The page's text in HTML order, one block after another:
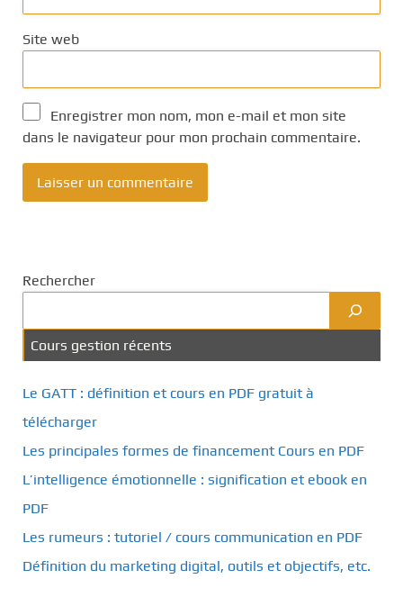
Site web
Enregistrer mon nom, mon e-mail et mon site
dans le navigateur pour mon prochain commentaire.
Rechercher
Cours gestion récents
Le GATT : définition et cours en PDF gratuit à
télécharger
Les principales formes de financement Cours en PDF
L’intelligence émotionnelle : signification et ebook en
PDF
Les rumeurs : tutoriel / cours communication en PDF
Définition du marketing digital, outils et objectifs, etc.